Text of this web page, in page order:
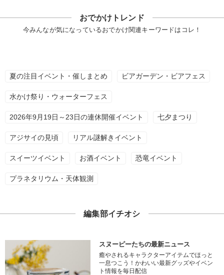
おでかけトレンド
今みんなが気になっているおでかけ関連キーワードはコレ！
夏の注目イベント・催しまとめ ビアガーデン・ビアフェス
水かけ祭り・ウォーターフェス
2026年9月19日～23日の連休開催イベント 七夕まつり
アジサイの見頃 リアル謎解きイベント
スイーツイベント お酒イベント 恐竜イベント
プラネタリウム・天体観測
編集部イチオシ
スヌーピーたちの最新ニュース
癒やされるキャラクターアイテムでほっと
一息つこう！かわいい最新グッズやイベン
ト情報を毎日配信